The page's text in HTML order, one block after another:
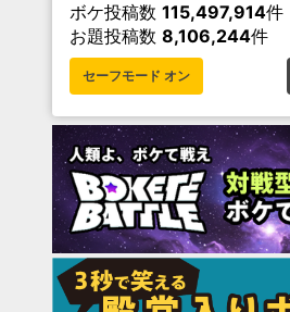
ボケ投稿数 115,497,914件
お題投稿数 8,106,244件
セーフモード オン